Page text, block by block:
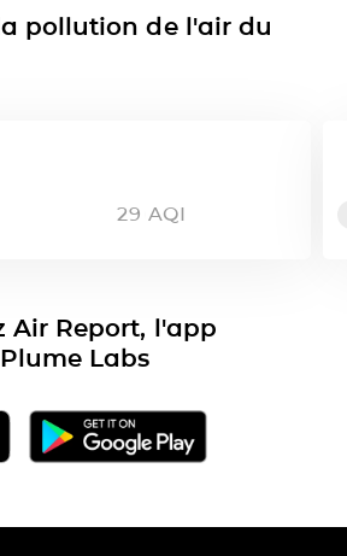
pollution de l'air du
29 AQI
Air Report, l'app
Labs